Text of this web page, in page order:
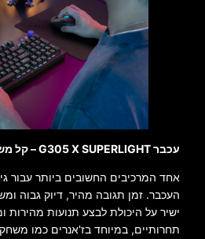
עכבר G305 X SUPERLIGHT – קל משקל, מהיר ומדויק
אחד המרכיבים החשובים ביותר עבור
העכבר. זמן תגובה מהיר, דיוק גבוה
ישיר על היכולת לבצע תנועות מהירות
תחרותיים, במיוחד בז'אנרים כמו